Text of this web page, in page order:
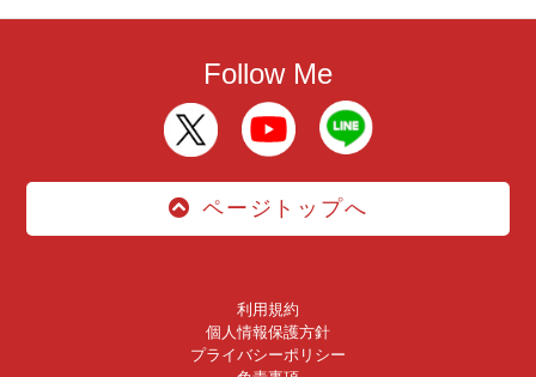
Follow Me
ページトップへ
利用規約
個人情報保護方針
プライバシーポリシー